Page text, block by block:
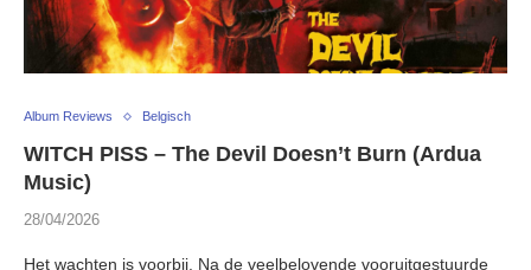
Album Reviews Belgisch
WITCH PISS – The Devil Doesn’t Burn (Ardua
Music)
28/04/2026
Het wachten is voorbij. Na de veelbelovende vooruitgestuurde